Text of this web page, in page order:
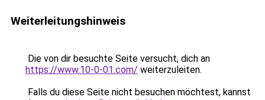
Weiterleitungshinweis
Die von dir besuchte Seite versucht, dich an
https://www.10-0-01.com/ weiterzuleiten.
Falls du diese Seite nicht besuchen möchtest, kannst